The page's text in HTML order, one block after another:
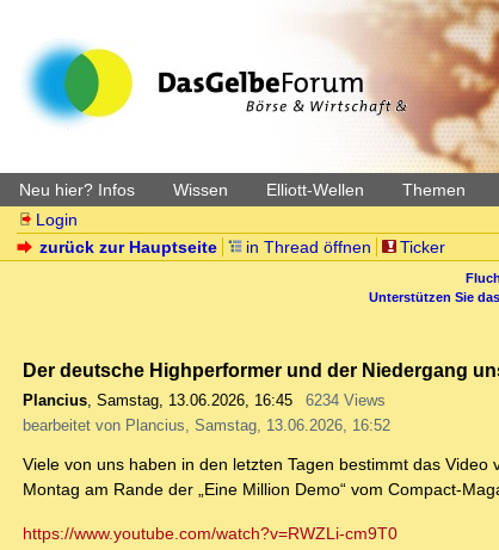
Neu hier? Infos Wissen Elliott-Wellen Themen
Login
zurück zur Hauptseite
in Thread öffnen Ticker
Unterstützen Sie
Der deutsche Highperformer und der Niedergang
Plancius, Samstag, 13.06.2026, 16:45
6234 Views
bearbeitet von Plancius, Samstag, 13.06.2026, 16:52
Viele von uns haben in den letzten Tagen bestimmt das
Montag am Rande der „Eine Million Demo“ vom Compact-
https://www.youtube.com/watch?v=RWZLi-cm9T0